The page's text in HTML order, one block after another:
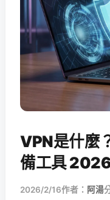
VPN是什麼
備工具
2026/2/16作者： 阿湯